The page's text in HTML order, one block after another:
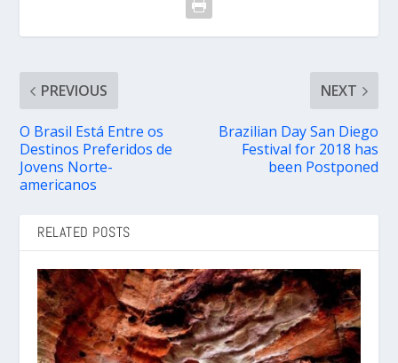
PREVIOUS
O Brasil Está Entre os
Destinos Preferidos de
Jovens Norte-
americanos
NEXT
Brazilian Day San Diego
Festival for 2018 has
been Postponed
RELATED POSTS